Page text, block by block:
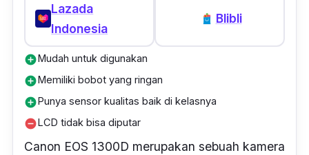
Lazada
Indonesia
Blibli
add_circleMudah untuk digunakan
add_circleMemiliki bobot yang ringan
add_circlePunya sensor kualitas baik di kelasnya
remove_circleLCD tidak bisa diputar
Canon EOS 1300D merupakan sebuah kamera